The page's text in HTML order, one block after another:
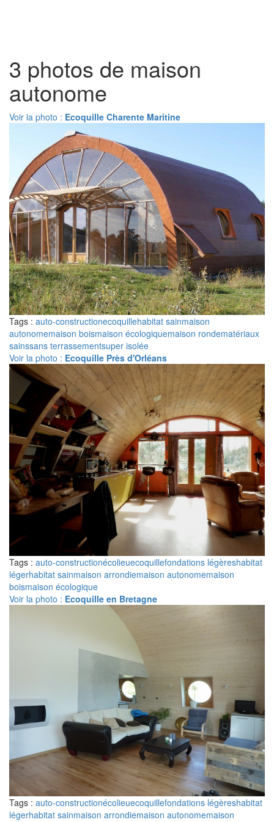
3 photos de maison
autonome
Voir la photo : Ecoquille Charente Maritine
Tags : auto-constructionecoquillehabitat sainmaison
autonomemaison boismaison écologiquemaison rondematériaux
sainssans terrassementsuper isolée
Voir la photo : Ecoquille Près d'Orléans
Tags : auto-constructionécolieuecoquillefondations légèreshabitat
légerhabitat sainmaison arrondiemaison autonomemaison
boismaison écologique
Voir la photo : Ecoquille en Bretagne
Tags : auto-constructionécolieuecoquillefondations légèreshabitat
légerhabitat sainmaison arrondiemaison autonomemaison